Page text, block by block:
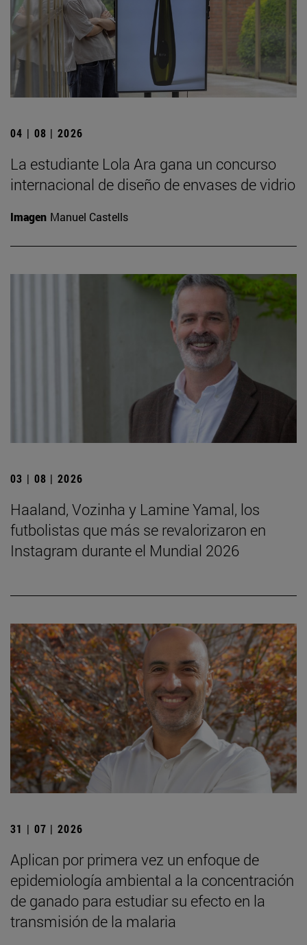
04 | 08 | 2026
La estudiante Lola Ara gana un concurso
internacional de diseño de envases de vidrio
Imagen Manuel Castells
03 | 08 | 2026
Haaland, Vozinha y Lamine Yamal, los
futbolistas que más se revalorizaron en
Instagram durante el Mundial 2026
31 | 07 | 2026
Aplican por primera vez un enfoque de
epidemiología ambiental a la concentración
de ganado para estudiar su efecto en la
transmisión de la malaria